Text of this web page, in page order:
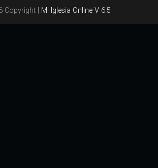
Copyright | Mi Iglesia Online V 6.5